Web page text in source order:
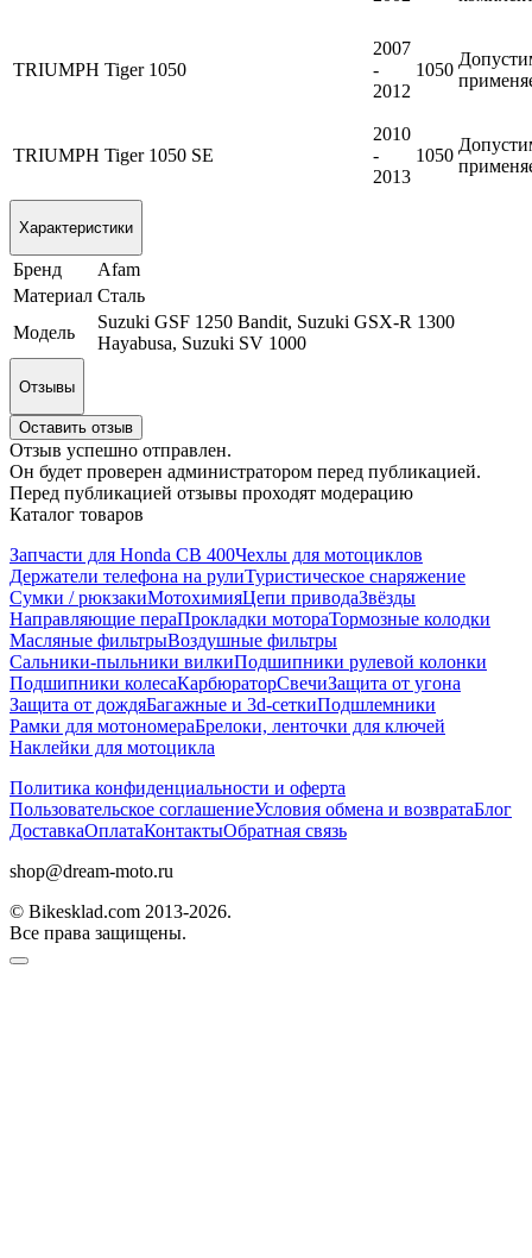
TRIUMPH Tiger 1050
2007
-
2012
1050
TRIUMPH Tiger 1050 SE
2010
-
2013
1050
Характеристики
Бренд
Afam
Материал Сталь
Модель
Suzuki GSF 1250 Bandit, Suzuki GSX-R 1300
Hayabusa, Suzuki SV 1000
Отзывы
Оставить отзыв
Отзыв успешно отправлен.
Он будет проверен администратором перед публикацией.
Перед публикацией отзывы проходят модерацию
Каталог товаров
Запчасти для Honda CB 400Чехлы для мотоциклов
Держатели телефона на рулиТуристическое снаряжение
Сумки / рюкзакиМотохимияЦепи приводаЗвёзды
Направляющие пераПрокладки мотораТормозные колодки
Масляные фильтрыВоздушные фильтры
Сальники-пыльники вилкиПодшипники рулевой колонки
Подшипники колесаКарбюраторСвечиЗащита от угона
Защита от дождяБагажные и 3d-сеткиПодшлемники
Рамки для мотономераБрелоки, ленточки для ключей
Наклейки для мотоцикла
Политика конфиденциальности и оферта
Пользовательское соглашениеУсловия обмена и возвратаБлог
ДоставкаОплатаКонтактыОбратная связь
shop@dream-moto.ru
© Bikesklad.com 2013-2026.
Все права защищены.